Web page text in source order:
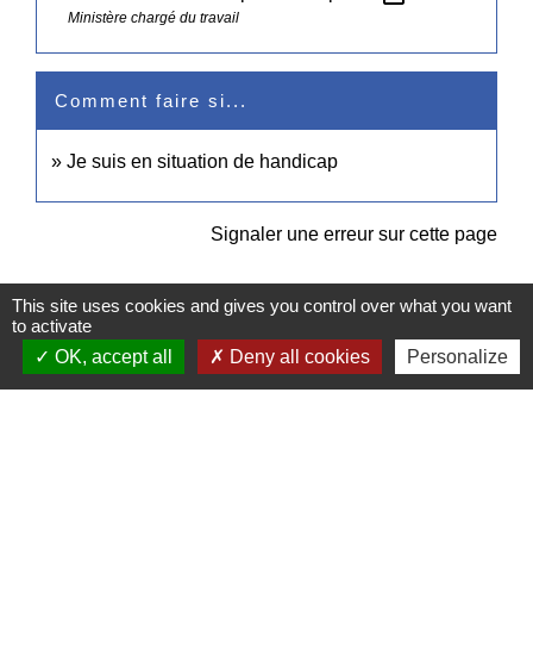
Ministère chargé du travail
Comment faire si...
Je suis en situation de handicap
Signaler une erreur sur cette page
Contacts
This site uses cookies and gives you control over what you want
to activate
OK, accept all
Deny all cookies Personalize